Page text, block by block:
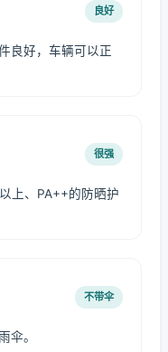
良好
良好，车辆可以正
很强
上、PA++的防晒护
不带伞
伞。